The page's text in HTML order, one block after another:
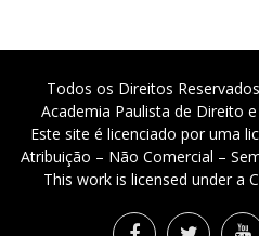
Todos os Direitos
Academia Paulista de Direito
Este site é licenciado por uma
Atribuição – Não Comercial –
This work is licensed under a